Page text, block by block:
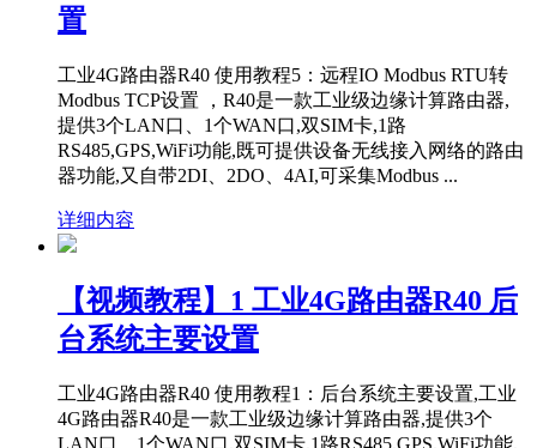
置
工业4G路由器R40 使用教程5：远程IO Modbus RTU转
Modbus TCP设置 ，R40是一款工业级边缘计算路由器,
提供3个LAN口、1个WAN口,双SIM卡,1路
RS485,GPS,WiFi功能,既可提供设备无线接入网络的路由
器功能,又自带2DI、2DO、4AI,可采集Modbus ...
详细内容
【视频教程】1 工业4G路由器R40 后
台系统主要设置
工业4G路由器R40 使用教程1：后台系统主要设置,工业
4G路由器R40是一款工业级边缘计算路由器,提供3个